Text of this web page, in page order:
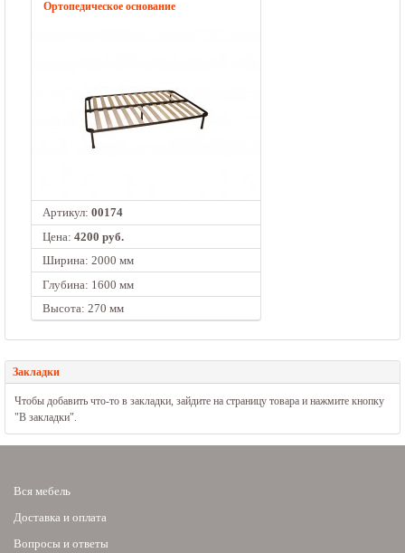
Ортопедическое основание
Артикул: 00174
Цена: 4200 руб.
Ширина: 2000 мм
Глубина: 1600 мм
Высота: 270 мм
Закладки
Чтобы добавить что-то в закладки, зайдите на страницу товара и нажмите кнопку
"В закладки".
Вся мебель
Доставка и оплата
Вопросы и ответы